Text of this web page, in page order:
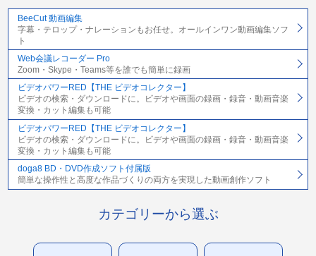
BeeCut 動画編集
字幕・テロップ・ナレーションもお任せ。オールインワン動画編集ソフ
ト
Web会議レコーダー Pro
Zoom・Skype・Teams等を誰でも簡単に録画
ビデオパワーRED【THE ビデオコレクター】
ビデオの検索・ダウンロードに。ビデオや画面の録画・録音・動画音楽
変換・カット編集も可能
ビデオパワーRED【THE ビデオコレクター】
ビデオの検索・ダウンロードに。ビデオや画面の録画・録音・動画音楽
変換・カット編集も可能
doga8 BD・DVD作成ソフト付属版
簡単な操作性と高度な作品づくりの両方を実現した動画創作ソフト
カテゴリーから選ぶ